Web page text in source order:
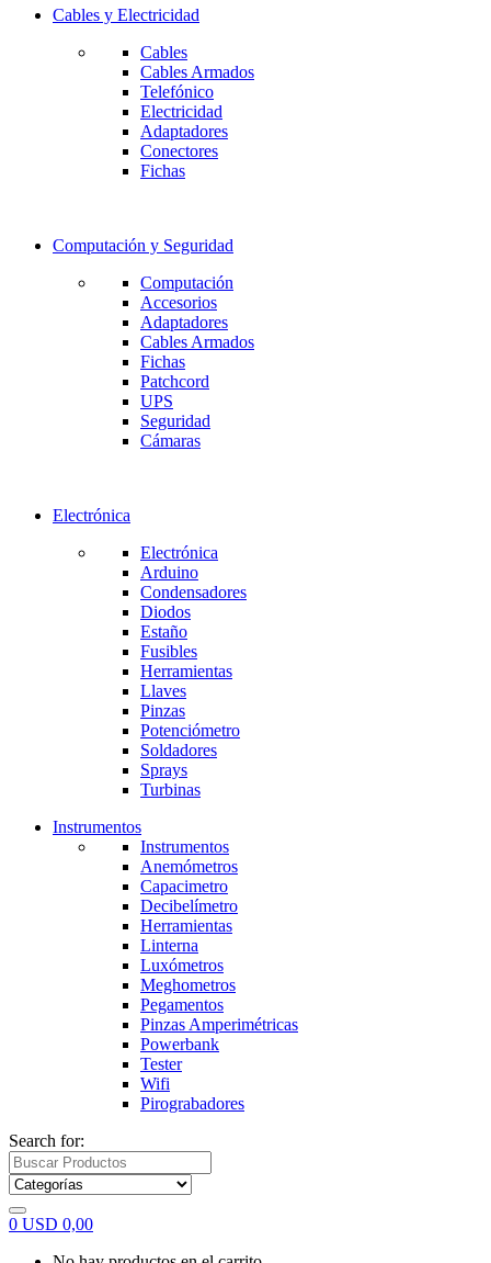
Cables y Electricidad
Cables
Cables Armados
Telefónico
Electricidad
Adaptadores
Conectores
Fichas
Computación y Seguridad
Computación
Accesorios
Adaptadores
Cables Armados
Fichas
Patchcord
UPS
Seguridad
Cámaras
Electrónica
Electrónica
Arduino
Condensadores
Diodos
Estaño
Fusibles
Herramientas
Llaves
Pinzas
Potenciómetro
Soldadores
Sprays
Turbinas
Instrumentos
Instrumentos
Anemómetros
Capacimetro
Decibelímetro
Herramientas
Linterna
Luxómetros
Meghometros
Pegamentos
Pinzas Amperimétricas
Powerbank
Tester
Wifi
Pirograbadores
Search for:
0 USD 0,00